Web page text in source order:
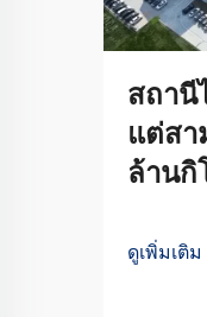
สถา
แต่สา
ล้านกิ
ดูเพิ่มเติม